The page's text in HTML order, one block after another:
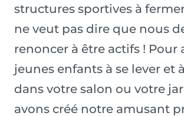
structures sportives à
ne veut pas dire que nous
renoncer à être actifs ! Pour
jeunes enfants à se lever et
dans votre salon ou votre
avons créé notre amusant